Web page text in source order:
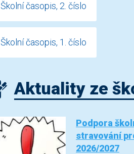
Školní časopis, 2. číslo
Školní časopis, 1. číslo
Aktuality ze
Podpora
stravování
2026/2027